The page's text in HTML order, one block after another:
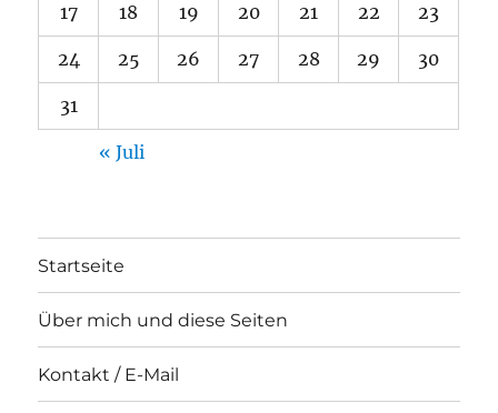
17 18 19 20 21 22 23
24 25 26 27 28 29 30
31
« Juli
Startseite
Über mich und diese Seiten
Kontakt / E-Mail